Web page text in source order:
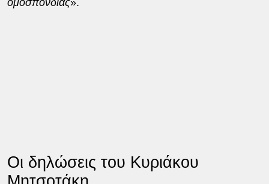
Οι δηλώσεις του Κυριάκου